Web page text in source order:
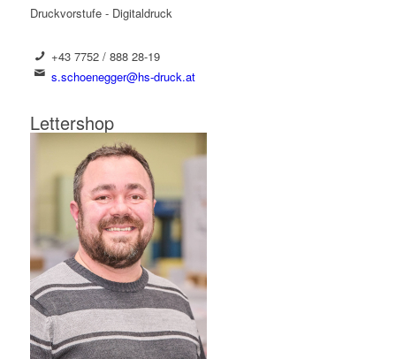
Druckvorstufe - Digitaldruck
+43 7752 / 888 28-19
s.schoenegger@hs-druck.at
Lettershop